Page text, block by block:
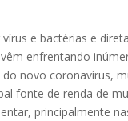
e bactérias e
enfrentando
novo coronavírus,
fonte de renda de
principalmente